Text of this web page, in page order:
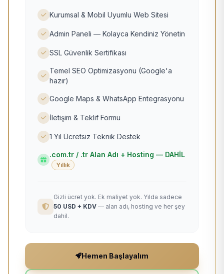
Kurumsal & Mobil Uyumlu Web Sitesi
Admin Paneli — Kolayca Kendiniz Yönetin
SSL Güvenlik Sertifikası
Temel SEO Optimizasyonu (Google'a
hazır)
Google Maps & WhatsApp Entegrasyonu
İletişim & Teklif Formu
1 Yıl Ücretsiz Teknik Destek
.com.tr / .tr Alan Adı + Hosting — DAHİL
Yıllık
Gizli ücret yok. Ek maliyet yok. Yılda sadece
50 USD + KDV — alan adı, hosting ve her şey
dahil.
Hemen Başlayalım